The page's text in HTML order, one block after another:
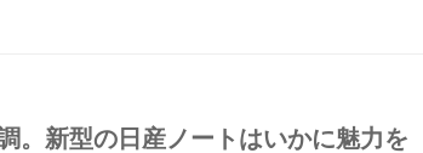
。新型の日産ノートはいかに魅力を